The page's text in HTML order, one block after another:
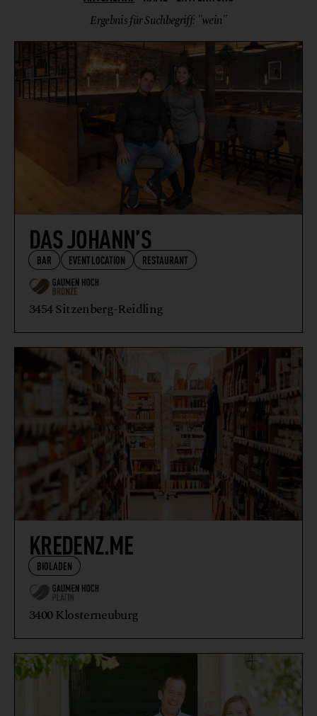
Ergebnis für Suchbegriff: "wein"
DAS JOHANN’S
BAR EVENTLOCATION RESTAURANT
3454 Sitzenberg-Reidling
KREDENZ.ME
BIOLADEN
3400 Klosterneuburg